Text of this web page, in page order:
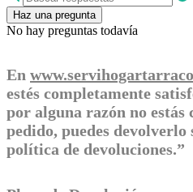
Haz una pregunta
No hay preguntas todavía
En
estés completamente
por alguna razón no estás
pedido, puedes devolverlo
política de devoluciones.”